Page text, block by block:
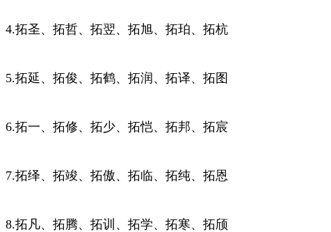
4.拓圣、拓哲、拓翌、拓旭、拓珀、拓杭
5.拓延、拓俊、拓鹤、拓润、拓译、拓图
6.拓一、拓修、拓少、拓恺、拓邦、拓宸
7.拓绎、拓竣、拓傲、拓临、拓纯、拓恩
8.拓凡、拓腾、拓训、拓学、拓寒、拓颀